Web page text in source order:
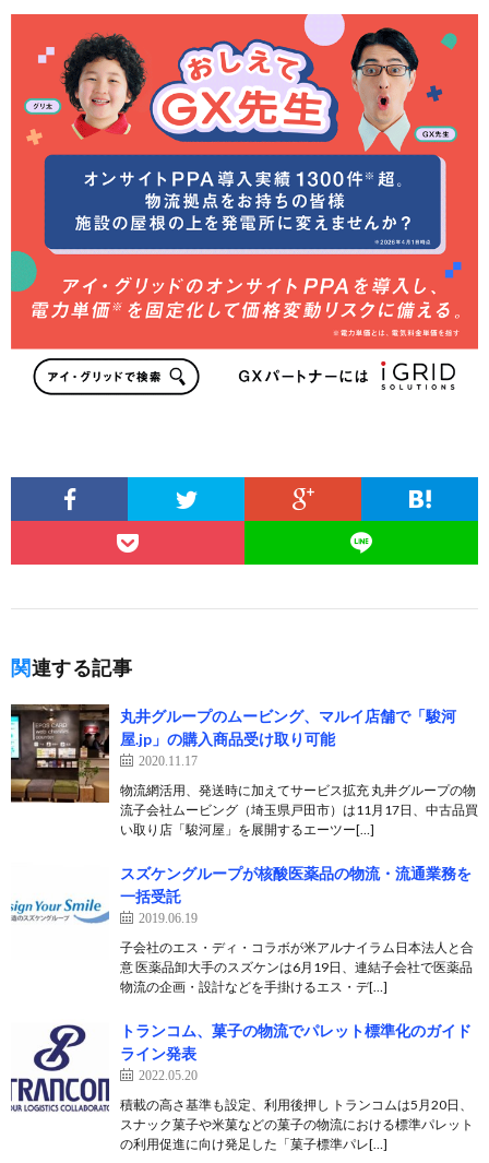
関連する記事
丸井グループのムービング、マルイ店舗で「駿河
屋.jp」の購入商品受け取り可能
2020.11.17
物流網活用、発送時に加えてサービス拡充 丸井グループの物
流子会社ムービング（埼玉県戸田市）は11月17日、中古品買
い取り店「駿河屋」を展開するエーツー[…]
スズケングループが核酸医薬品の物流・流通業務を
一括受託
2019.06.19
子会社のエス・ディ・コラボが米アルナイラム日本法人と合
意 医薬品卸大手のスズケンは6月19日、連結子会社で医薬品
物流の企画・設計などを手掛けるエス・デ[…]
トランコム、菓子の物流でパレット標準化のガイド
ライン発表
2022.05.20
積載の高さ基準も設定、利用後押し トランコムは5月20日、
スナック菓子や米菓などの菓子の物流における標準パレット
の利用促進に向け発足した「菓子標準パレ[…]